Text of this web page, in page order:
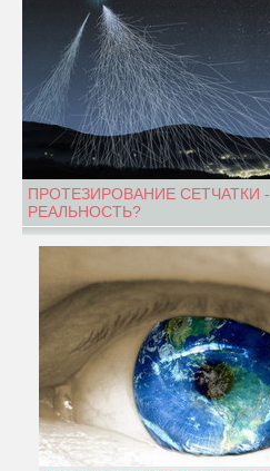
ПРОТЕЗИРОВАНИЕ СЕТЧАТКИ -
РЕАЛЬНОСТЬ?